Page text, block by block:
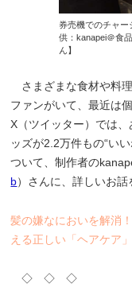
券売機でのチャ
供：kanapei＠食
ん】
さまざまな食材や料
ファンがいて、最近は
X（ツイッター）では
ッズが2.2万件もの“い
ついて、制作者の
b）さんに、詳しいお話
髪の嫌なにおいを解消
える正しい「ヘアケア
◇ ◇ ◇